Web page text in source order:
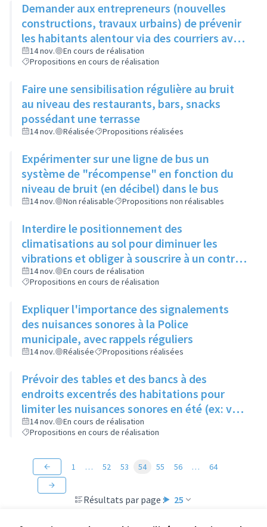
Demander aux entrepreneurs (nouvelles
constructions, travaux urbains) de prévenir
les habitants alentour via des courriers avec
horaires, durée et perturbation de
circulation éventuelle
14 nov.
En cours de réalisation
Propositions en cours de réalisation
Faire une sensibilisation régulière au bruit
au niveau des restaurants, bars, snacks
possédant une terrasse
14 nov. Réalisée Propositions réalisées
Expérimenter sur une ligne de bus un
système de "récompense" en fonction du
niveau de bruit (en décibel) dans le bus
14 nov. Non réalisable Propositions non réalisables
Interdire le positionnement des
climatisations au sol pour diminuer les
vibrations et obliger à souscrire à un contrat
de maintenance pour limiter le bruit,
notamment en immeuble
14 nov.
En cours de réalisation
Propositions en cours de réalisation
Expliquer l'importance des signalements
des nuisances sonores à la Police
municipale, avec rappels réguliers
14 nov. Réalisée Propositions réalisées
Prévoir des tables et des bancs à des
endroits excentrés des habitations pour
limiter les nuisances sonores en été (ex: vers
le lycée)
14 nov.
En cours de réalisation
Propositions en cours de réalisation
Résultats par page : 25
1 … 52 53 54 55 56 … 64